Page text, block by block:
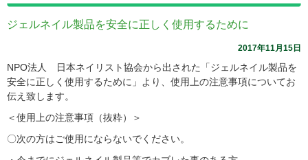
ジェルネイル製品を安全に正しく使用するために
2017年11月15日
NPO法人 日本ネイリスト協会から出された「ジェルネイル製品を
安全に正しく使用するために」より、使用上の注意事項についてお
伝え致します。
＜使用上の注意事項（抜粋）＞
〇次の方はご使用にならないでください。